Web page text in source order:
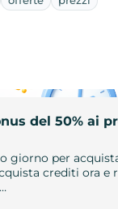
del 50% ai
giorno per
crediti ora e